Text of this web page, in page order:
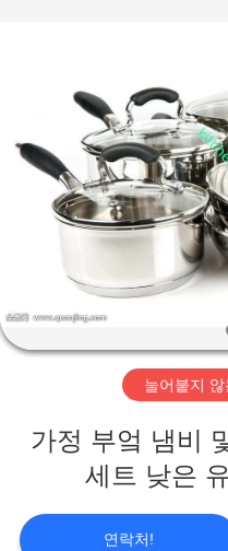
동
영
쇼
Rights
Reserved.
Developed
눌어붙지
가정 부엌 냄비
세트 낮은
연락처!